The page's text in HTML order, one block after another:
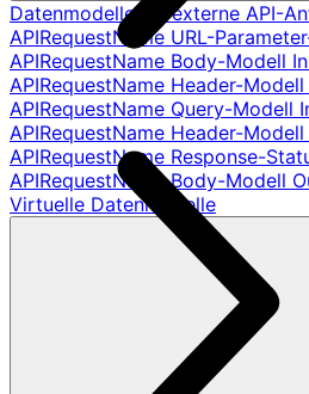
Datenmodelle für externe API-
APIRequestName URL-
APIRequestName Body-Modell
APIRequestName Header-
APIRequestName Query-Modell
APIRequestName Header-
APIRequestName Response-
APIRequestName Body-Modell
Virtuelle Datenmodelle